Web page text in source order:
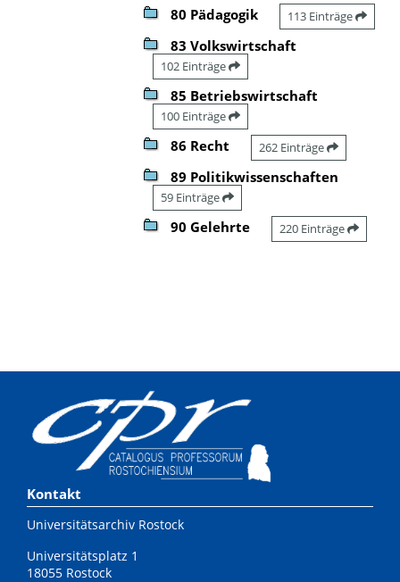
80 Pädagogik 113 Einträge
83 Volkswirtschaft
102 Einträge
85 Betriebswirtschaft
100 Einträge
86 Recht 262 Einträge
89 Politikwissenschaften
59 Einträge
90 Gelehrte 220 Einträge
Kontakt
Universitätsarchiv Rostock
Universitätsplatz 1
18055 Rostock